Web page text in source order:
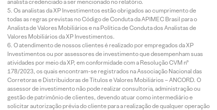
analista credenciado a ser mencionado no relatório.
Os analistas da XP Investimentos estão obrigados ao cumprimento de
todas as regras previstas no Código de Conduta da APIMEC Brasil para o
Analista de Valores Mobiliários e na Política de Conduta dos Analistas de
Valores Mobiliários da XP Investimentos.
O atendimento de nossos clientes é realizado por empregados da XP
Investimentos ou por assessores de investimento que desempenham suas
atividades por meio da XP, em conformidade com a Resolução CVM nº
178/2023, os quais encontram-se registrados na Associação Nacional das
Corretoras e Distribuidoras de Títulos e Valores Mobiliários – ANCORD. O
assessor de investimento não pode realizar consultoria, administração ou
gestão de patrimônio de clientes, devendo atuar como intermediário e
solicitar autorização prévia do cliente para a realização de qualquer operação